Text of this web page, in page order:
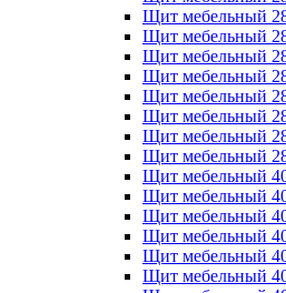
Щит мебельный
Щит мебельный
Щит мебельный
Щит мебельный
Щит мебельный
Щит мебельный
Щит мебельный
Щит мебельный
Щит мебельный
Щит мебельный
Щит мебельный
Щит мебельный
Щит мебельный
Щит мебельный